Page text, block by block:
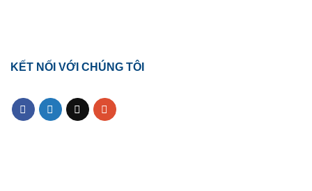
KẾT NỐI VỚI CHÚNG TÔI